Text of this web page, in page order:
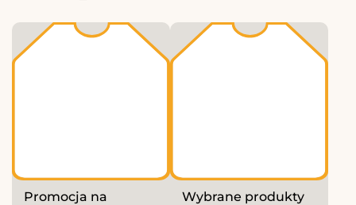
Promocja na
Wybrane produkty